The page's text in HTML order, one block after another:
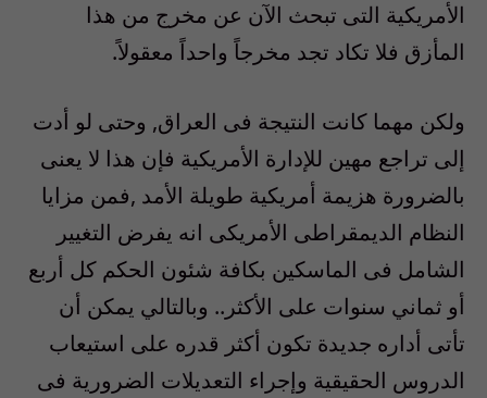
الأمريكية التى تبحث الآن عن مخرج من هذا
المأزق فلا تكاد تجد مخرجاً واحداً معقولاً.
ولكن مهما كانت النتيجة فى العراق, وحتى لو أدت
إلى تراجع مهين للإدارة الأمريكية فإن هذا لا يعنى
بالضرورة هزيمة أمريكية طويلة الأمد ,فمن مزايا
النظام الديمقراطى الأمريكى انه يفرض التغيير
الشامل فى الماسكين بكافة شئون الحكم كل أربع
أو ثماني سنوات على الأكثر.. وبالتالي يمكن أن
تأتى أداره جديدة تكون أكثر قدره على استيعاب
الدروس الحقيقية وإجراء التعديلات الضرورية فى